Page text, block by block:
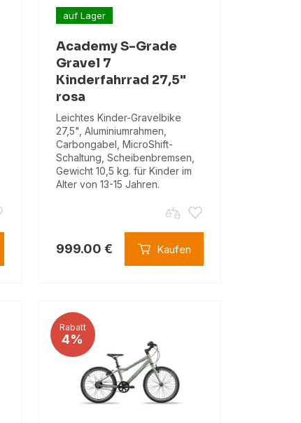
auf Lager
Academy S-Grade
Gravel 7
Kinderfahrrad 27,5"
rosa
Leichtes Kinder-Gravelbike
27,5", Aluminiumrahmen,
Carbongabel, MicroShift-
Schaltung, Scheibenbremsen,
Gewicht 10,5 kg. für Kinder im
Alter von 13-15 Jahren.
999.00 € Kaufen
Rabatt
4%